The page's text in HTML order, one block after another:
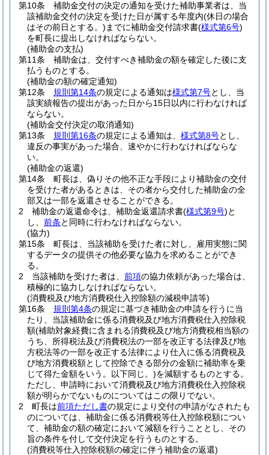
第10条
補助金交付の決定の通知を受けた補助事業者は、当
該補助金交付の決定を受けた日が属する年度内(休日の場合
はその前日とする。) までに補助金交付請求書(様式第6号)
を町長に提出しなければならない。
(補助金の支払)
第11条
補助金は、交付すべき補助金の額を確定した後に支
払うものとする。
(補助金の額の確定通知)
第12条
規則第14条の規定による通知は様式第7号とし、当
該実績報告の提出があった日から15日以内に行わなければ
ならない。
(補助金交付決定の取消通知)
第13条
規則第16条の規定による通知は、 様式第8号とし、
違反の事実があった場合、速やかに行わなければならな
い。
(補助金の返還)
第14条
町長は、偽りその他不正な手段により補助金の交付
を受けた者があるときは、その者から交付した補助金の全
部又は一部を返還させることができる。
2
補助金の返還命令は、補助金返還請求書(様式第9号)と
し、 前条と同時に行わなければならない。
(協力)
第15条
町長は、当該補助を受けた者に対し、雇用実態に関
するデータの提供その他必要な協力を求めることができ
る。
2
当該補助を受けた者は、 前項の協力依頼があった場合は、
積極的に協力しなければならない。
(消費税及び地方消費税仕入控除額の減税申請等)
第16条
規則第4条の規定に基づき補助金の申請を行うに当
たり、当該補助金に係る消費税及び地方消費税仕入控除税
額(補助対象経費に含まれる消費税及び地方消費税相当額の
うち、所得税法及び消費税法の一部を改正する法律及び地
方税法等の一部を改正する法律により仕入に係る消費税及
び地方消費税額として控除できる部分の金額に補助率を乗
じて得た金額をいう。以下同じ。)を減額するものとする。
ただし、申請時において消費税及び地方消費税仕入控除税
額が明らかでないものについてはこの限りでない。
2
町長は前項ただし書の規定により交付の申請がなされたも
のについては、補助金に係る消費税等仕入控除税額につい
て、補助金の額の確定において減額を行うこととし、その
旨の条件を付して交付決定を行うものとする。
(消費税等仕入控除税額の確定に伴う補助金の返還)